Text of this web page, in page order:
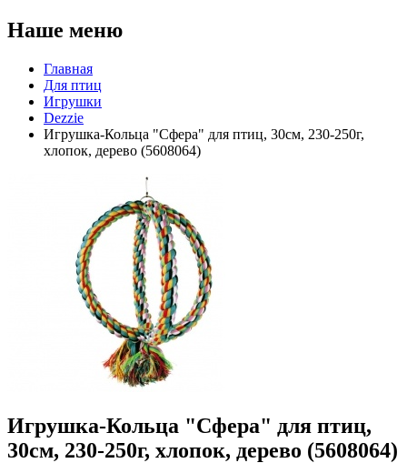
Наше меню
Главная
Для птиц
Игрушки
Dezzie
Игрушка-Кольца "Сфера" для птиц, 30см, 230-250г,
хлопок, дерево (5608064)
Игрушка-Кольца "Сфера" для птиц,
30см, 230-250г, хлопок, дерево (5608064)